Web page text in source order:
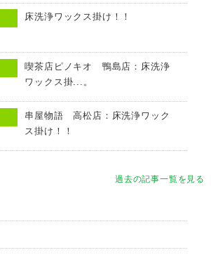
床洗浄ワックス掛け！！
喫茶店ピノキオ 鴨島店：床洗浄
ワックス掛...。
串屋物語 高松店：床洗浄ワック
ス掛け！！
過去の記事一覧を見る